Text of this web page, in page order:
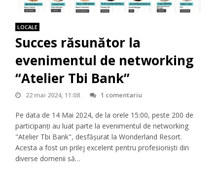
LOCALE
Succes răsunător la
evenimentul de networking
“Atelier Tbi Bank”
22 mai 2024, 11:08 1 comentariu
Pe data de 14 Mai 2024, de la orele 15:00, peste 200 de
participanți au luat parte la evenimentul de networking
"Atelier Tbi Bank", desfășurat la Wonderland Resort.
Acesta a fost un prilej excelent pentru profesioniști din
diverse domenii să…